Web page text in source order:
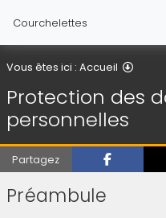
Courchelettes
Vous êtes ici : Accueil
Protection des
personnelles
Partagez
Préambule